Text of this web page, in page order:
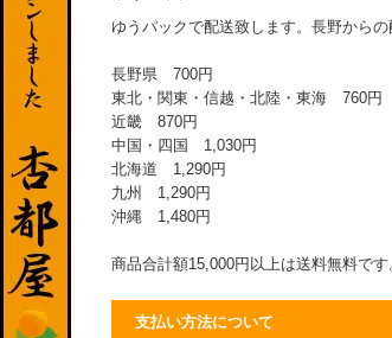
ゆうパックで配送致します。長野からの
長野県 700円
東北・関東・信越・北陸・東海 760円
近畿 870円
中国・四国 1,030円
北海道 1,290円
九州 1,290円
沖縄 1,480円
商品合計額15,000円以上は送料無料で
支払い方法について